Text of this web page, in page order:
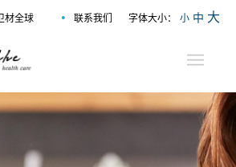
字体大小： 小 中 大
卫材全球 • 联系我们